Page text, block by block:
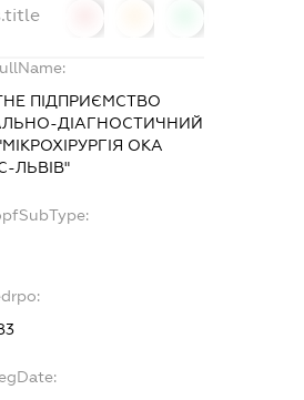
ПІДПРИЄМСТВО
ДІАГНОСТИЧНИЙ
ОКА
ЛЬВІВ"